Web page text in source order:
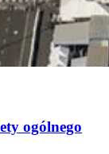
ogólnego